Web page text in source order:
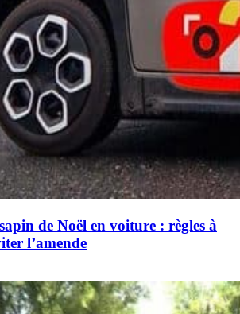
de Noël en voiture : règles à
l’amende